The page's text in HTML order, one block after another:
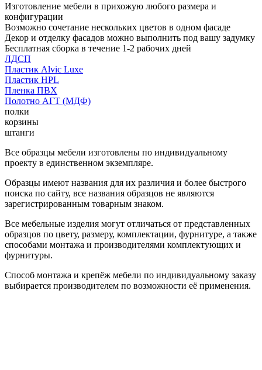
Изготовление мебели в прихожую любого размера и
конфигурации
Возможно сочетание нескольких цветов в одном фасаде
Декор и отделку фасадов можно выполнить под вашу задумку
Бесплатная сборка в течение 1-2 рабочих дней
ЛДСП
Пластик Alvic Luxe
Пластик HPL
Пленка ПВХ
Полотно АГТ (МДФ)
полки
корзины
штанги
Все образцы мебели изготовлены по индивидуальному
проекту в единственном экземпляре.
Образцы имеют названия для их различия и более быстрого
поиска по сайту, все названия образцов не являются
зарегистрированным товарным знаком.
Все мебельные изделия могут отличаться от представленных
образцов по цвету, размеру, комплектации, фурнитуре, а также
способами монтажа и производителями комплектующих и
фурнитуры.
Способ монтажа и крепёж мебели по индивидуальному заказу
выбирается производителем по возможности её применения.